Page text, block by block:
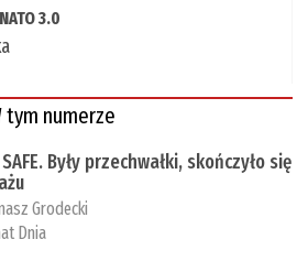
3.0
tym numerze
Były przechwałki, skończyło się
Grodecki
Dnia